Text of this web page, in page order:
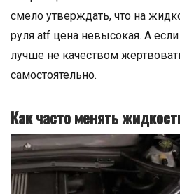
смело утверждать, что на
руля atf цена невысокая. А если
лучше не качеством
самостоятельно.
Как часто менять